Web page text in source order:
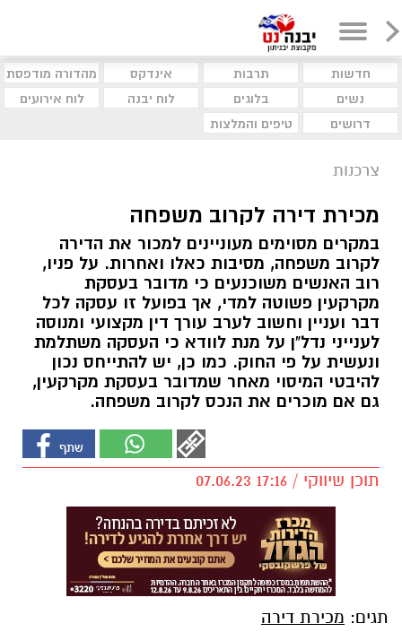
חדשות תרבות אינדקס
מהדורה מודפסת
נשים
בלוגים לוח יבנה
לוח אירועים
דרושים
טיפים והמלצות
צרכנות
מכירת דירה לקרוב משפחה
במקרים מסוימים מעוניינים למכור את הדירה
לקרוב משפחה, מסיבות כאלו ואחרות. על פניו,
רוב האנשים משוכנעים כי מדובר בעסקת
מקרקעין פשוטה למדי, אך בפועל זו עסקה לכל
דבר ועניין וחשוב לערב עורך דין מקצועי ומנוסה
לענייני נדל"ן על מנת לוודא כי העסקה משתלמת
ונעשית על פי החוק. כמו כן, יש להתייחס נכון
להיבטי המיסוי מאחר שמדובר בעסקת מקרקעין,
גם אם מוכרים את הנכס לקרוב משפחה.
תוכן שיווקי / 17:16 07.06.23
תגים: מכירת דירה